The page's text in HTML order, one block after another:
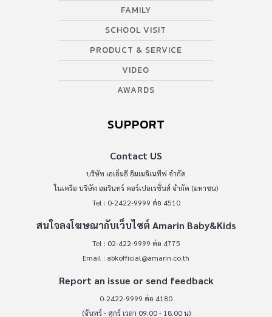
FAMILY
SCHOOL VISIT
PRODUCT & SERVICE
VIDEO
AWARDS
SUPPORT
Contact US
บริษัท เอเอ็มอี อิมเมจิเนทีฟ จำกัด
ในเครือ บริษัท อมรินทร์ คอร์เปอเรชั่นส์ จำกัด (มหาชน)
Tel : 0-2422-9999 ต่อ 4510
สนใจลงโฆษณากับเว็บไซต์ Amarin Baby&Kids
Tel : 02-422-9999 ต่อ 4775
Email : abkofficial@amarin.co.th
Report an issue or send feedback
0-2422-9999 ต่อ 4180
(จันทร์ - ศุกร์ เวลา 09.00 - 18.00 น)